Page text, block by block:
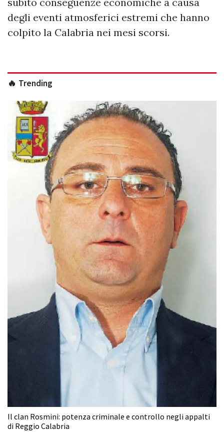
degli eventi atmosferici estremi che hanno
colpito la Calabria nei mesi scorsi.
🔥 Trending
Il clan Rosmini: potenza criminale e controllo negli appalti
di Reggio Calabria